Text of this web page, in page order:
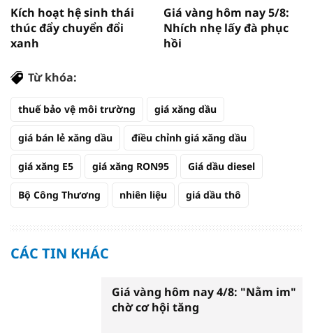
Kích hoạt hệ sinh thái
thúc đẩy chuyển đổi
xanh
Giá vàng hôm nay 5/8:
Nhích nhẹ lấy đà phục
hồi
Từ khóa:
thuế bảo vệ môi trường giá xăng dầu
giá bán lẻ xăng dầu điều chỉnh giá xăng dầu
giá xăng E5 giá xăng RON95 Giá dầu diesel
Bộ Công Thương nhiên liệu giá dầu thô
CÁC TIN KHÁC
Giá vàng hôm nay 4/8: "Nằm im"
chờ cơ hội tăng